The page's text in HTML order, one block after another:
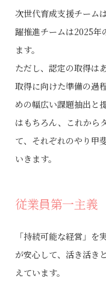
次世代育成支援チーム
躍推進チームは2025年
ます。
ただし、認定の取得は
取得に向けた準備の過
めの幅広い課題抽出と
はもちろん、
これから
て、それぞれのやり甲
いきます。
従業員第一主義
「持続可能な経営」
が安心して、活き活き
えています。